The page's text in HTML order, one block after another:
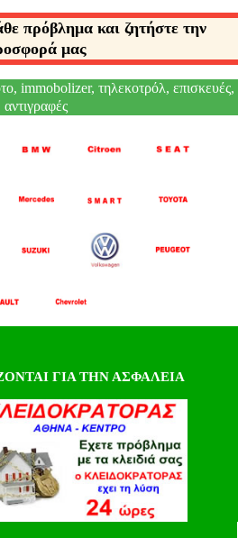
πρόβλημα και ζητήστε την
μας
immobolizer, τηλεκοτρόλ, επισκευές,
αντιγραφές
ΓΙΑ ΤΗΝ ΑΣΦΑΛΕΙΑ